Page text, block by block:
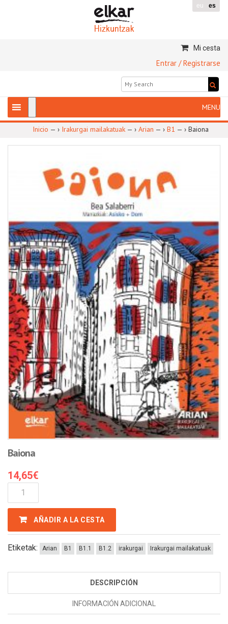
eu es
Mi cesta
Entrar / Registrarse
Inicio — › Irakurgai mailakatuak — › Arian — › B1 — › Baiona
Baiona
14,65€
Baiona
Cantidad
AÑADIR A LA CESTA
Etiketak: Arian B1 B1.1 B1.2 irakurgai Irakurgai mailakatuak
DESCRIPCIÓN
INFORMACIÓN ADICIONAL